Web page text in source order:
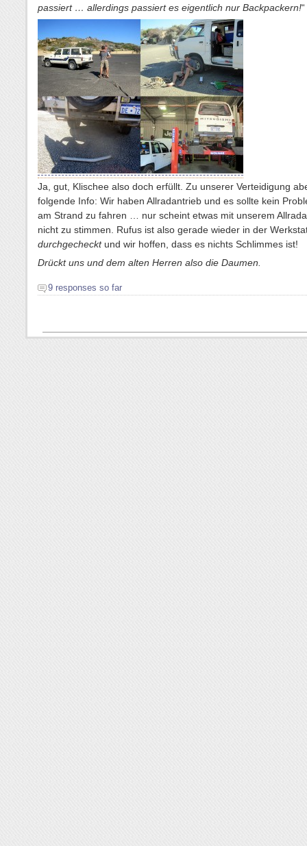
passiert … allerdings passiert es eigentlich nur Backpackern!“
Ja, gut, Klischee also doch erfüllt. Zu unserer Verteidigung
folgende Info: Wir haben Allradantrieb und es sollte kein
am Strand zu fahren … nur scheint etwas mit unserem
nicht zu stimmen. Rufus ist also gerade wieder in der
durchgechecktund wir hoffen, dass es nichts Schlimmes ist!
Drückt uns und dem alten Herren also die Daumen.
9 responses so far